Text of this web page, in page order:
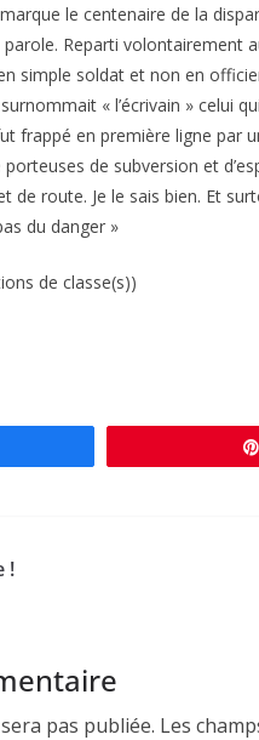
le centenaire de la
Reparti volontairement
simple soldat et non en
« l’écrivain » celui
frappé en première ligne par
de subversion et
de route. Je le sais bien. Et
du danger »
de classe(s))
!
pas publiée. Les